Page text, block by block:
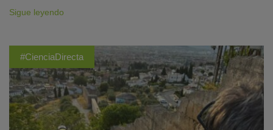
Sigue leyendo
#CienciaDirecta